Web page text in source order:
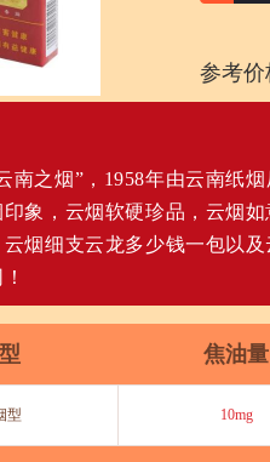
参考价
南之烟”，1958年由云南纸
印象，云烟软硬珍品，云烟
云烟细支云龙多少钱一包以
焦油量
型 10mg